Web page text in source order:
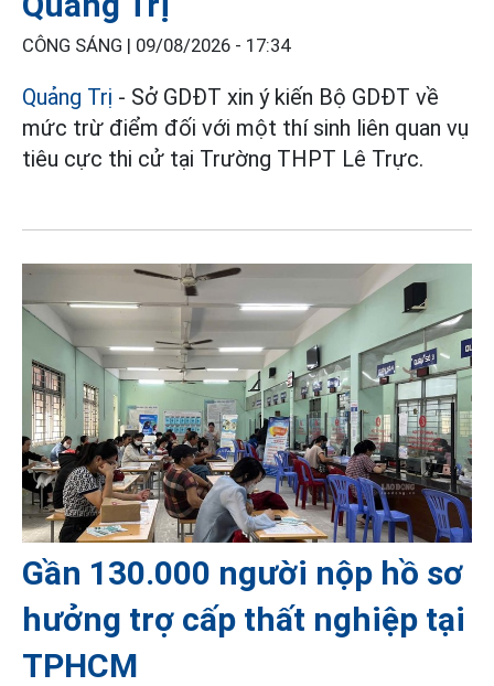
CÔNG SÁNG | 09/08/2026 - 17:34
Quảng Trị - Sở GDĐT xin ý kiến Bộ GDĐT về
mức trừ điểm đối với một thí sinh liên quan vụ
tiêu cực thi cử tại Trường THPT Lê Trực.
Gần 130.000 người nộp hồ sơ
hưởng trợ cấp thất nghiệp tại
TPHCM